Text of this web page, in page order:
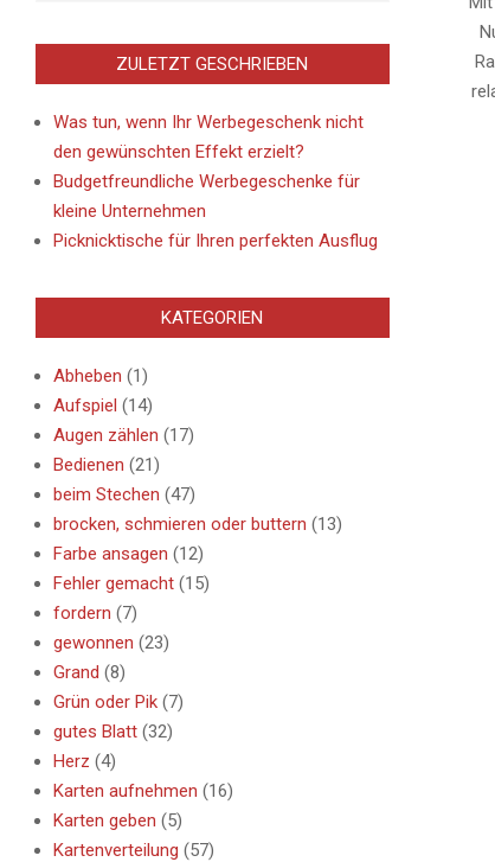
ZULETZT GESCHRIEBEN
Was tun, wenn Ihr Werbegeschenk nicht
den gewünschten Effekt erzielt?
Budgetfreundliche Werbegeschenke für
kleine Unternehmen
Picknicktische für Ihren perfekten Ausflug
KATEGORIEN
Abheben (1)
Aufspiel (14)
Augen zählen (17)
Bedienen (21)
beim Stechen (47)
brocken, schmieren oder buttern (13)
Farbe ansagen (12)
Fehler gemacht (15)
fordern (7)
gewonnen (23)
Grand (8)
Grün oder Pik (7)
gutes Blatt (32)
Herz (4)
Karten aufnehmen (16)
Karten geben (5)
Kartenverteilung (57)